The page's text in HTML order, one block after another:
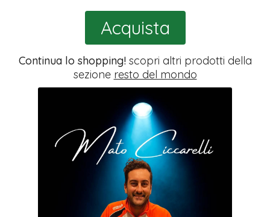
Acquista
Continua lo shopping!scopri altri prodotti della
sezione resto del mondo